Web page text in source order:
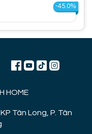
-45.0%
HOME
Tân Long, P. Tân